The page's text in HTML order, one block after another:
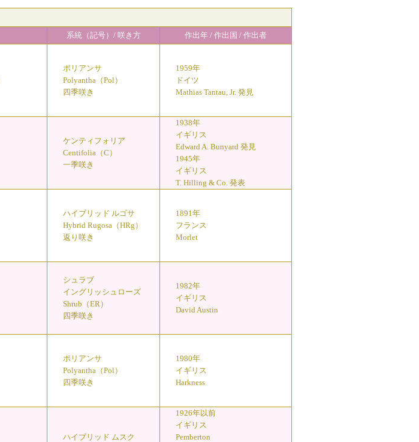
系統（記号）/ 咲き方 作出年 / 作出国 / 作出者
ポリアンサ
Polyantha（Pol）
四季咲き
1959年
ドイツ
Mathias Tantau, Jr. 発見
ケンティフォリア
Centifolia（C）
一季咲き
1938年
イギリス
Edward A. Bunyard 発見
1945年
イギリス
T. Hilling & Co. 発表
ハイブリッド ルゴサ
Hybrid Rugosa（HRg）
返り咲き
1891年
フランス
Morlet
シュラブ
イングリッシュローズ
Shrub（ER）
四季咲き
1982年
イギリス
David Austin
ポリアンサ
Polyantha（Pol）
四季咲き
1980年
イギリス
Harkness
ハイブリッド ムスク
1926年以前
イギリス
Pemberton